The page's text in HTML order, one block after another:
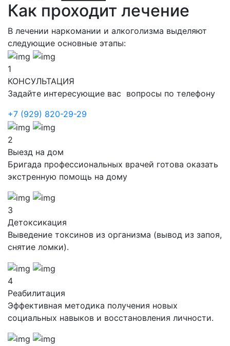
Как проходит лечение
В лечении наркомании и алкоголизма выделяют
следующие основные этапы:
1
КОНСУЛЬТАЦИЯ
Задайте интересующие вас вопросы по телефону
+7 (929) 820-29-29
2
Выезд на дом
Бригада профессиональных врачей готова оказать
экстренную помощь на дому
3
Детоксикация
Выведение токсинов из организма (вывод из запоя,
снятие ломки).
4
Реабилитация
Эффективная методика получения новых
социальных навыков и восстановления личности.